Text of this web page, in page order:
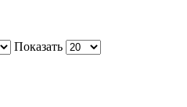
Показать